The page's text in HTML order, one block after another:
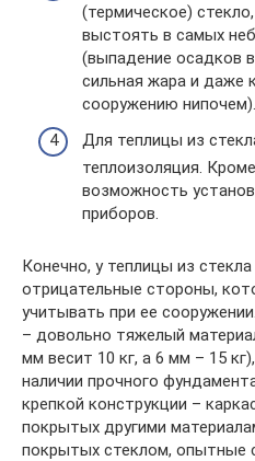
(термическое)
выстоять в самых
(выпадение осадков
сильная жара и даже
сооружению нипочем).
Для теплицы из
теплоизоляция.
возможность
приборов.
Конечно, у теплицы из
отрицательные стороны,
учитывать при ее
– довольно тяжелый
мм весит 10 кг, а 6 мм – 15
наличии прочного
крепкой конструкции –
покрытых другими
покрытых стеклом, опытные